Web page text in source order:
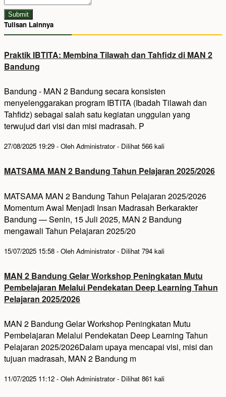
Submit
Tulisan Lainnya
Praktik IBTITA: Membina Tilawah dan Tahfidz di MAN 2
Bandung
Bandung - MAN 2 Bandung secara konsisten
menyelenggarakan program IBTITA (Ibadah Tilawah dan
Tahfidz) sebagai salah satu kegiatan unggulan yang
terwujud dari visi dan misi madrasah. P
27/08/2025 19:29 - Oleh Administrator - Dilihat 566 kali
MATSAMA MAN 2 Bandung Tahun Pelajaran 2025/2026
MATSAMA MAN 2 Bandung Tahun Pelajaran 2025/2026
Momentum Awal Menjadi Insan Madrasah Berkarakter
Bandung — Senin, 15 Juli 2025, MAN 2 Bandung
mengawali Tahun Pelajaran 2025/20
15/07/2025 15:58 - Oleh Administrator - Dilihat 794 kali
MAN 2 Bandung Gelar Workshop Peningkatan Mutu
Pembelajaran Melalui Pendekatan Deep Learning Tahun
Pelajaran 2025/2026
MAN 2 Bandung Gelar Workshop Peningkatan Mutu
Pembelajaran Melalui Pendekatan Deep Learning Tahun
Pelajaran 2025/2026Dalam upaya mencapai visi, misi dan
tujuan madrasah, MAN 2 Bandung m
11/07/2025 11:12 - Oleh Administrator - Dilihat 861 kali